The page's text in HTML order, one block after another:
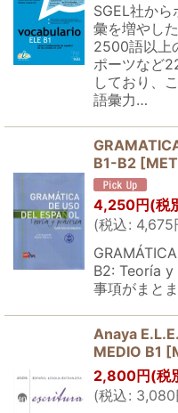
SGEL社か
彙を増やし
2500語以上
ポーツなど
しており、
語彙力…
B1-B2 [
4,250円(税
(税込: 4,675
B2: Teoría
事項がまと
Anaya
MEDIO B1 [
2,800円(税
(税込: 3,080